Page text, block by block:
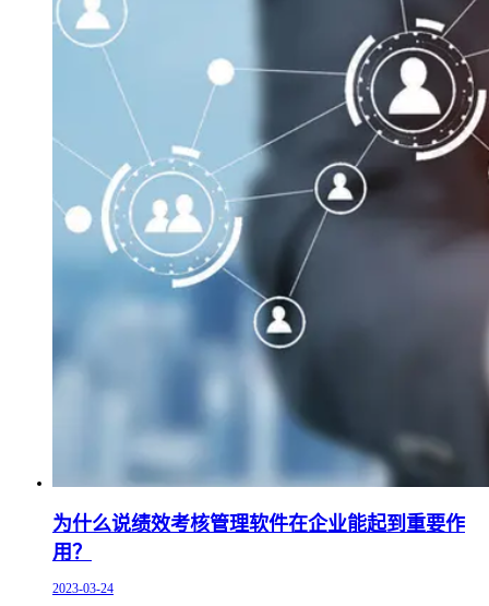
为什么说绩效考核管理软件在企业能起到重要作
用？
2023-03-24